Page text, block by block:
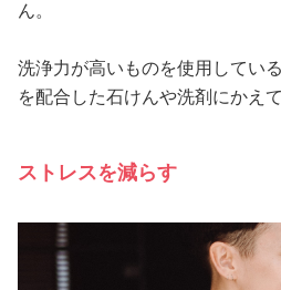
ん。
洗浄力が高いものを使用してい
を配合した石けんや洗剤にかえ
ストレスを減らす